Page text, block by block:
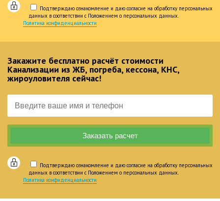
Подтверждаю ознакомление и даю согласие на обработку персональных
данных в соответствии с Положением о персональных данных.
Политика конфиденциальности
Закажите бесплатно расчёт стоимости
Канализации из ЖБ, погреба, кессона, КНС,
жироуловителя сейчас!
Подтверждаю ознакомление и даю согласие на обработку персональных
данных в соответствии с Положением о персональных данных.
Политика конфиденциальности